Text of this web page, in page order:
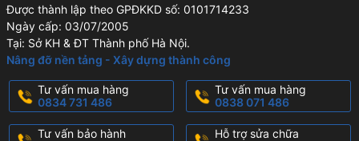
Được thành lập theo GPĐKKD số: 0101714233
Ngày cấp: 03/07/2005
Tại: Sở KH & ĐT Thành phố Hà Nội.
Nâng đỡ nền tảng - Xây dựng thành công
Tư vấn mua hàng
0834 731 486
Tư vấn mua hàng
0838 071 486
Tư vấn bảo hành
Hỗ trợ sửa chữa